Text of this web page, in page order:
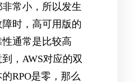
常小，所以发生
时，高可用版的
通常是比较高
，AWS对应的双
RPO是零，那么